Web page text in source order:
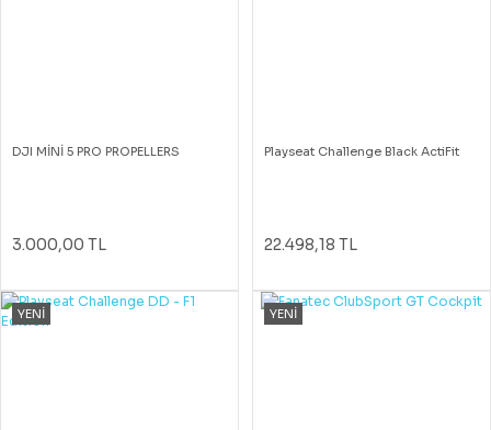
DJI MİNİ 5 PRO PROPELLERS
3.000,00 TL
Playseat Challenge Black ActiFit
22.498,18 TL
YENİ YENİ